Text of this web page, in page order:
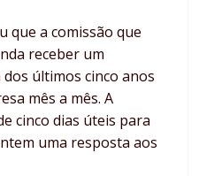
que a comissão que
receber um
últimos cinco anos
mês a mês. A
cinco dias úteis para
uma resposta aos